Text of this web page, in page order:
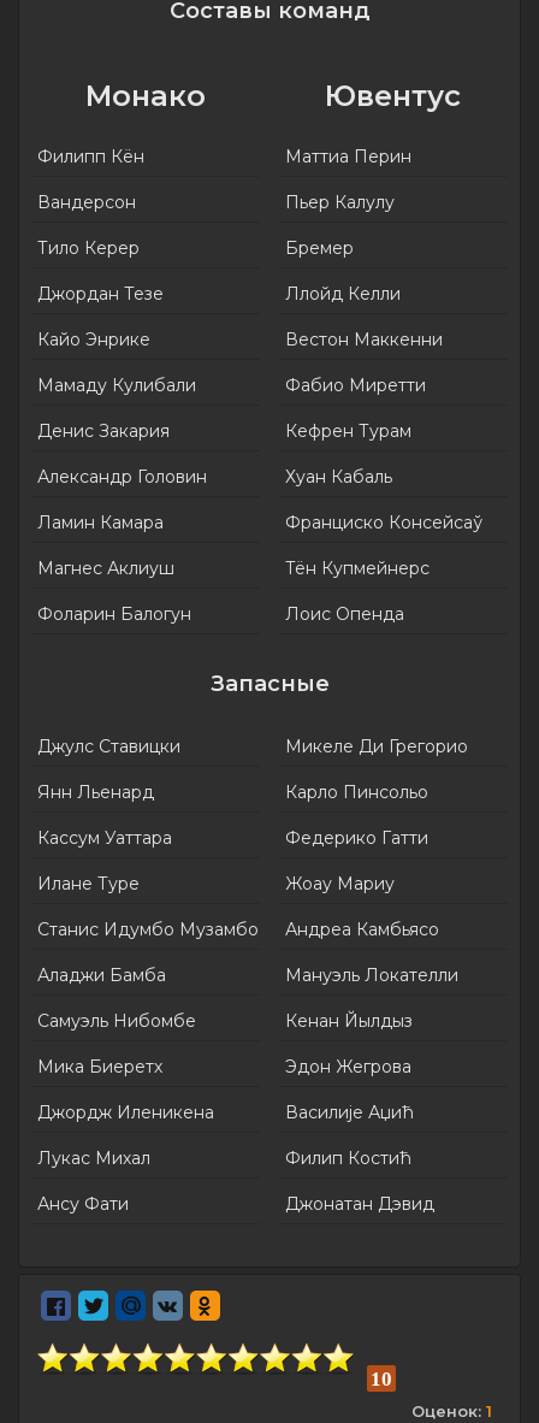
Составы команд
Монако
Филипп Кён
Вандерсон
Тило Керер
Джордан Тезе
Кайо Энрике
Мамаду Кулибали
Денис Закария
Александр Головин
Ламин Камара
Магнес Аклиуш
Фоларин Балогун
Ювентус
Маттиа Перин
Пьер Калулу
Бремер
Ллойд Келли
Вестон Маккенни
Фабио Миретти
Кефрен Турам
Хуан Кабаль
Франциско Консейсаў
Тён Купмейнерс
Лоис Опенда
Запасные
Джулс Ставицки
Янн Льенард
Кассум Уаттара
Илане Туре
Станис Идумбо Музамбо
Аладжи Бамба
Самуэль Нибомбе
Мика Биеретх
Джордж Иленикена
Лукас Михал
Ансу Фати
Микеле Ди Грегорио
Карло Пинсольо
Федерико Гатти
Жоау Мариу
Андреа Камбьясо
Мануэль Локателли
Кенан Йылдыз
Эдон Жегрова
Василије Аџић
Филип Костић
Джонатан Дэвид
10
Оценок: 1